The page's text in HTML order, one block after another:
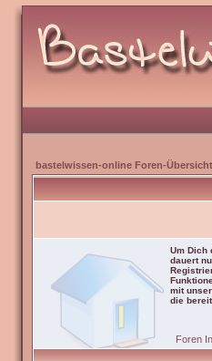
bastelwissen-online Foren-Übersicht
Um Dich
dauert
mit
die
Foren